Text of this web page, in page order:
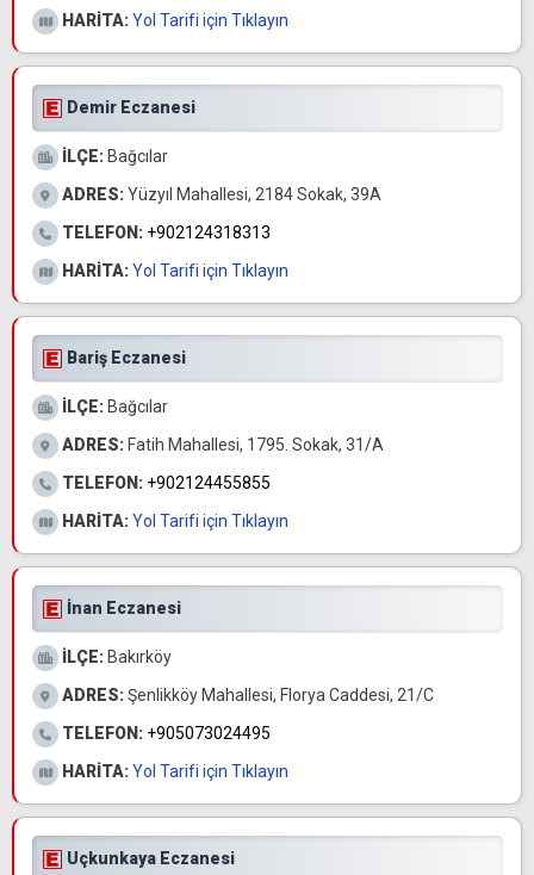
HARİTA:Yol Tarifi için Tıklayın
Demir Eczanesi
İLÇE: Bağcılar
ADRES:Yüzyıl Mahallesi, 2184 Sokak, 39A
TELEFON: +902124318313
HARİTA:Yol Tarifi için Tıklayın
Bariş Eczanesi
İLÇE: Bağcılar
ADRES: Fatih Mahallesi, 1795. Sokak, 31/A
TELEFON: +902124455855
HARİTA:Yol Tarifi için Tıklayın
İnan Eczanesi
İLÇE: Bakırköy
ADRES:Şenlikköy Mahallesi, Florya Caddesi, 21/C
TELEFON: +905073024495
HARİTA:Yol Tarifi için Tıklayın
Uçkunkaya Eczanesi